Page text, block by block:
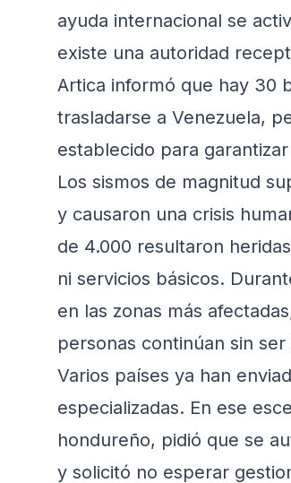
ayuda internacional se
existe una autoridad
Artica informó que hay 30
trasladarse a Venezuela,
establecido para
Los sismos de magnitud
y causaron una crisis
de 4.000 resultaron
ni servicios básicos.
en las zonas más
personas continúan sin ser
Varios países ya han
especializadas. En ese
hondureño, pidió que se
y solicitó no esperar